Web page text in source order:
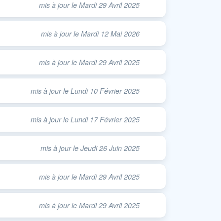
mis à jour le Mardi 29 Avril 2025
mis à jour le Mardi 12 Mai 2026
mis à jour le Mardi 29 Avril 2025
mis à jour le Lundi 10 Février 2025
mis à jour le Lundi 17 Février 2025
mis à jour le Jeudi 26 Juin 2025
mis à jour le Mardi 29 Avril 2025
mis à jour le Mardi 29 Avril 2025